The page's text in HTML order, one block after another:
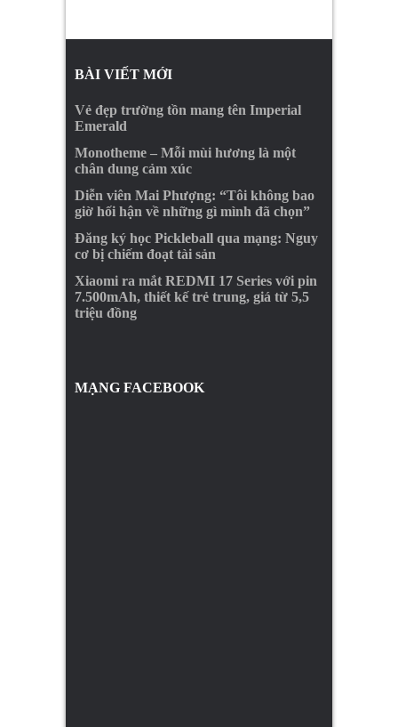
BÀI VIẾT MỚI
Vẻ đẹp trường tồn mang tên Imperial
Emerald
Monotheme – Mỗi mùi hương là một
chân dung cảm xúc
Diễn viên Mai Phượng: “Tôi không bao
giờ hối hận về những gì mình đã chọn”
Đăng ký học Pickleball qua mạng: Nguy
cơ bị chiếm đoạt tài sản
Xiaomi ra mắt REDMI 17 Series với pin
7.500mAh, thiết kế trẻ trung, giá từ 5,5
triệu đồng
MẠNG FACEBOOK